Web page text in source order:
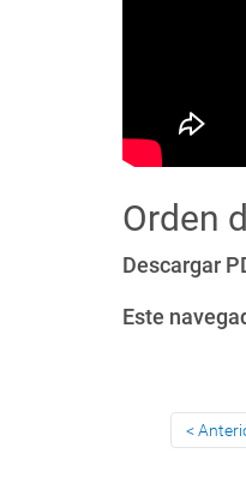
Orden
Descargar
Este